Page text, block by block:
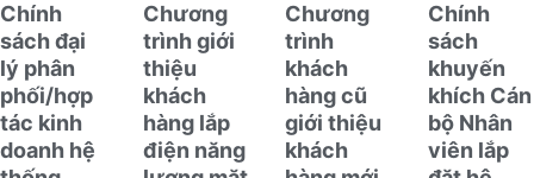
Chính
sách đại
lý phân
phối/hợp
tác kinh
doanh hệ
Chương
trình giới
thiệu
khách
hàng lắp
điện năng
Chương
trình
khách
hàng cũ
giới thiệu
khách
Chính
sách
khuyến
khích Cán
bộ Nhân
viên lắp